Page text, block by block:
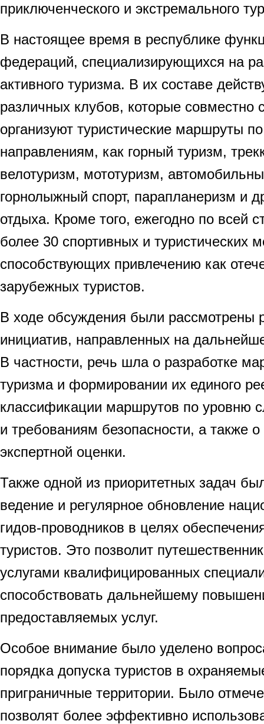
приключенческого и экстремального
В настоящее время в республике
федераций, специализирующихся на
активного туризма. В их составе
различных клубов, которые совместно
организуют туристические маршруты
направлениям, как горный туризм,
велотуризм, мототуризм,
горнолыжный спорт, парапланеризм и
отдыха. Кроме того, ежегодно по всей
более 30 спортивных и туристических
способствующих привлечению как
зарубежных туристов.
В ходе обсуждения были рассмотрены
инициатив, направленных на
В частности, речь шла о разработке
туризма и формировании их единого
классификации маршрутов по уровню
и требованиям безопасности, а также
экспертной оценки.
Также одной из приоритетных задач
ведение и регулярное обновление
гидов-проводников в целях
туристов. Это позволит
услугами квалифицированных
способствовать дальнейшему
предоставляемых услуг.
Особое внимание было уделено
порядка допуска туристов в
приграничные территории. Было
позволят более эффективно